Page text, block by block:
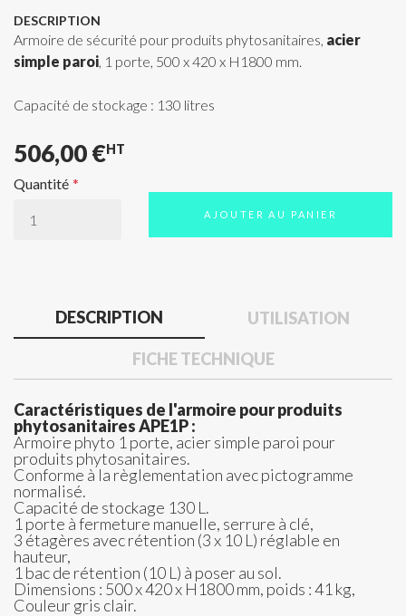
DESCRIPTION
Armoire de sécurité pour produits phytosanitaires, acier
simple paroi, 1 porte, 500 x 420 x H1800 mm.
Capacité de stockage : 130 litres
506,00 €HT
Quantité
AJOUTER AU PANIER
DESCRIPTION UTILISATION
FICHE TECHNIQUE
Caractéristiques de l'armoire pour produits
phytosanitaires APE1P :
Armoire phyto 1 porte, acier simple paroi pour
produits phytosanitaires.
Conforme à la règlementation avec pictogramme
normalisé.
Capacité de stockage 130 L.
1 porte à fermeture manuelle, serrure à clé,
3 étagères avec rétention (3 x 10 L) réglable en
hauteur,
1 bac de rétention (10 L) à poser au sol.
Dimensions : 500 x 420 x H1800 mm, poids : 41 kg,
Couleur gris clair.